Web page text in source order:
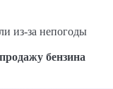
из-за непогоды
бензина